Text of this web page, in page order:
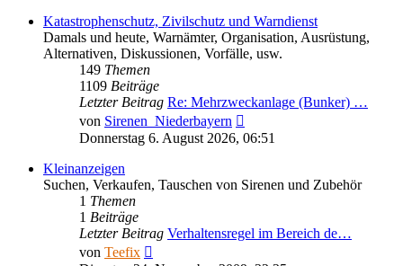
Katastrophenschutz, Zivilschutz und Warndienst
Damals und heute, Warnämter, Organisation, Ausrüstung,
Alternativen, Diskussionen, Vorfälle, usw.
149 Themen
1109 Beiträge
Letzter Beitrag Re: Mehrzweckanlage (Bunker) …
von Sirenen_Niederbayern
Beitrag
Donnerstag 6. August 2026, 06:51
Kleinanzeigen
Suchen, Verkaufen, Tauschen von Sirenen und Zubehör
1 Themen
1 Beiträge
Letzter Beitrag Verhaltensregel im Bereich de…
von Teefix